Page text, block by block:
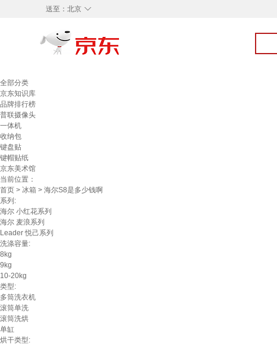
◇
送至： 北京
全部分类
京东知识库
品牌排行榜
普联摄像头
一体机
收纳包
键盘贴
键帽贴纸
京东美术馆
当前位置：
首页 > 冰箱 > 海尔S8是多少钱啊
系列:
海尔 小红花系列
海尔 麦浪系列
Leader 悦己系列
洗涤容量:
8kg
9kg
10-20kg
类型:
多筒洗衣机
滚筒单洗
滚筒洗烘
单缸
烘干类型: